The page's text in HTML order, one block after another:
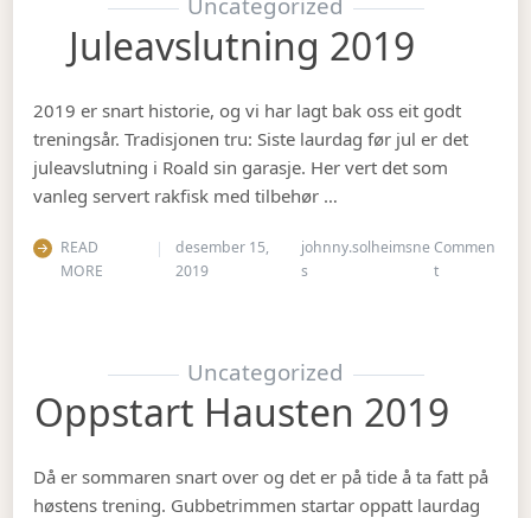
Juleavslutning 2019
2019 er snart historie, og vi har lagt bak oss eit godt
treningsår. Tradisjonen tru: Siste laurdag før jul er det
juleavslutning i Roald sin garasje. Her vert det som
vanleg servert rakfisk med tilbehør …
READ
MORE
desember 15,
2019
johnny.solheimsne
s
Commen
ton
Uncategorized
Oppstart Hausten 2019
Då er sommaren snart over og det er på tide å ta fatt på
høstens trening. Gubbetrimmen startar oppatt laurdag